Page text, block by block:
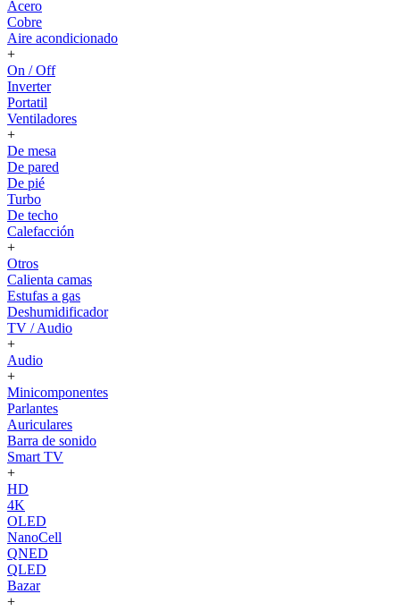
Acero
Cobre
Aire acondicionado
+
On / Off
Inverter
Portatil
Ventiladores
+
De mesa
De pared
De pié
Turbo
De techo
Calefacción
+
Otros
Calienta camas
Estufas a gas
Deshumidificador
TV / Audio
+
Audio
+
Minicomponentes
Parlantes
Auriculares
Barra de sonido
Smart TV
+
HD
4K
OLED
NanoCell
QNED
QLED
Bazar
+